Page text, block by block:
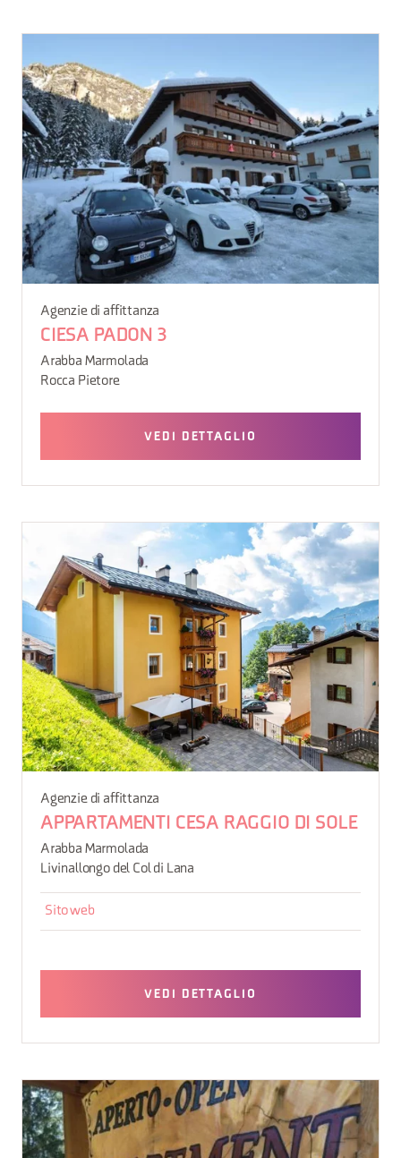
Agenzie di affittanza
CIESA PADON 3
Arabba Marmolada
Rocca Pietore
VEDI DETTAGLIO
Agenzie di affittanza
APPARTAMENTI CESA RAGGIO DI SOLE
Arabba Marmolada
Livinallongo del Col di Lana
Sito web
VEDI DETTAGLIO